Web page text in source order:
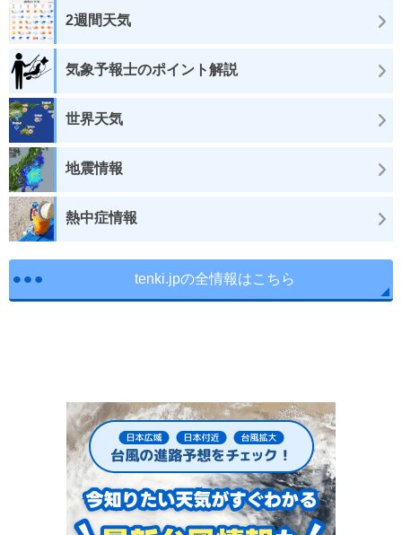
2週間天気
気象予報士のポイント解説
世界天気
地震情報
熱中症情報
tenki.jpの全情報はこちら